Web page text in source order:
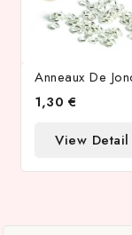
1,30 €
View Detail